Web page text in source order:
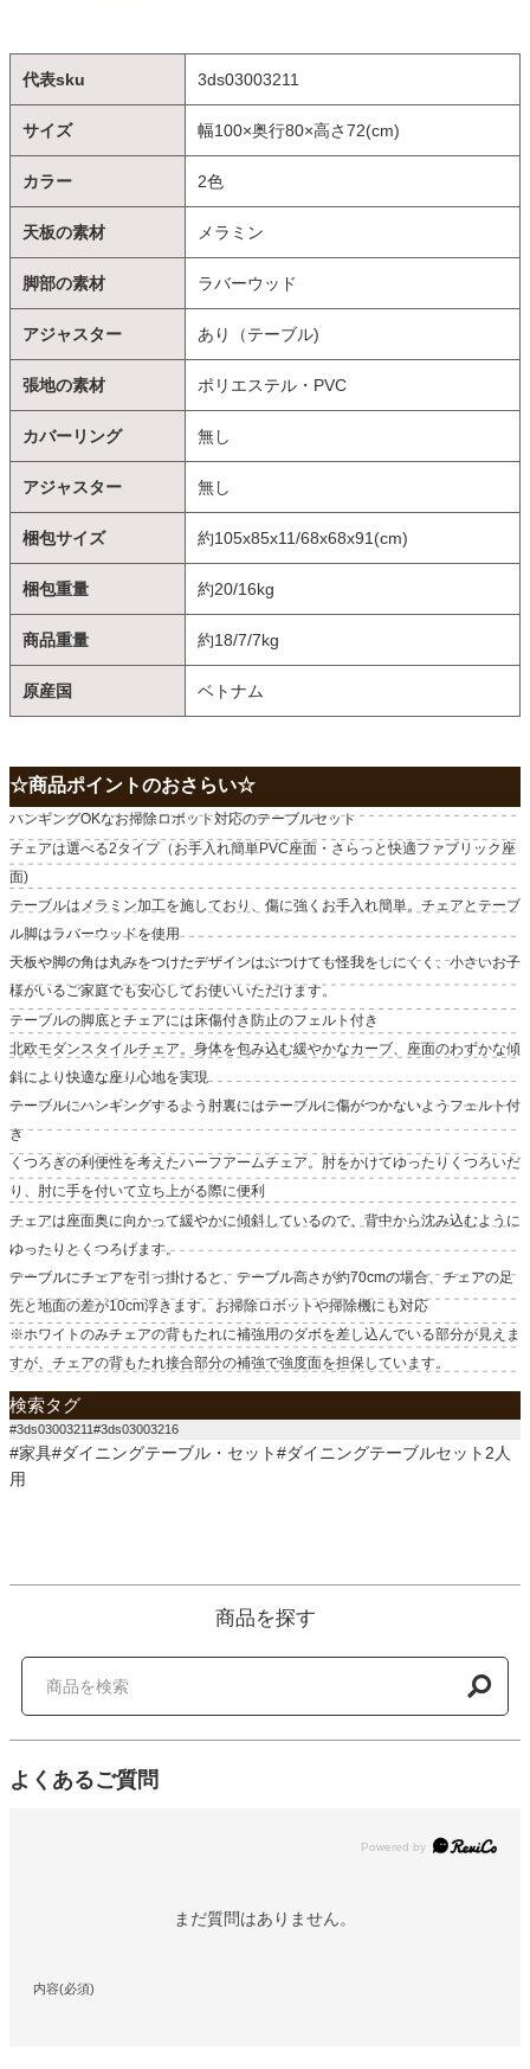
代表sku 3ds03003211
サイズ 幅100×奥行80×高さ72(cm)
カラー 2色
天板の素材 メラミン
脚部の素材 ラバーウッド
アジャスター あり（テーブル)
張地の素材 ポリエステル・PVC
カバーリング 無し
アジャスター 無し
梱包サイズ 約105x85x11/68x68x91(cm)
梱包重量 約20/16kg
商品重量 約18/7/7kg
原産国 ベトナム
☆商品ポイントのおさらい☆
ハンギングOKなお掃除ロボット対応のテーブルセット
チェアは選べる2タイプ（お手入れ簡単PVC座面・さらっと快適ファブリック座
面)
テーブルはメラミン加工を施しており、傷に強くお手入れ簡単。チェアとテーブ
ル脚はラバーウッドを使用
天板や脚の角は丸みをつけたデザインはぶつけても怪我をしにくく、小さいお子
様がいるご家庭でも安心してお使いいただけます。
テーブルの脚底とチェアには床傷付き防止のフェルト付き
北欧モダンスタイルチェア。身体を包み込む緩やかなカーブ、座面のわずかな傾
斜により快適な座り心地を実現
テーブルにハンギングするよう肘裏にはテーブルに傷がつかないようフェルト付
き
くつろぎの利便性を考えたハーフアームチェア。肘をかけてゆったりくつろいだ
り、肘に手を付いて立ち上がる際に便利
チェアは座面奥に向かって緩やかに傾斜しているので、背中から沈み込むように
ゆったりとくつろげます。
テーブルにチェアを引っ掛けると、テーブル高さが約70cmの場合、チェアの足
先と地面の差が10cm浮きます。お掃除ロボットや掃除機にも対応
※ホワイトのみチェアの背もたれに補強用のダボを差し込んでいる部分が見えま
すが、チェアの背もたれ接合部分の補強で強度面を担保しています。
検索タグ
#3ds03003211#3ds03003216
#家具#ダイニングテーブル・セット#ダイニングテーブルセット2人
用
商品を探す
よくあるご質問
Powered by
まだ質問はありません。
内容(必須)